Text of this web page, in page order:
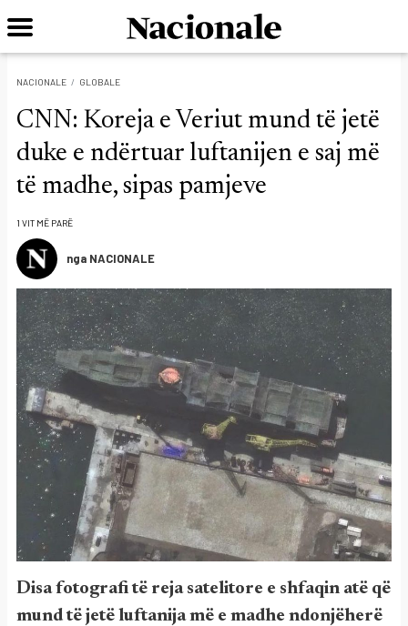
NACIONALE GLOBALE
CNN: Koreja e Veriut mund të jetë
duke e ndërtuar luftanijen e saj më
të madhe, sipas pamjeve
1 VIT MË PARË
nga NACIONALE
Disa fotografi të reja satelitore e shfaqin atë që
mund të jetë luftanija më e madhe ndonjëherë